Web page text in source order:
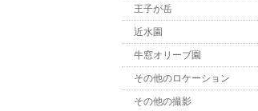
王子が岳
近水園
牛窓オリーブ園
その他のロケーション
その他の撮影